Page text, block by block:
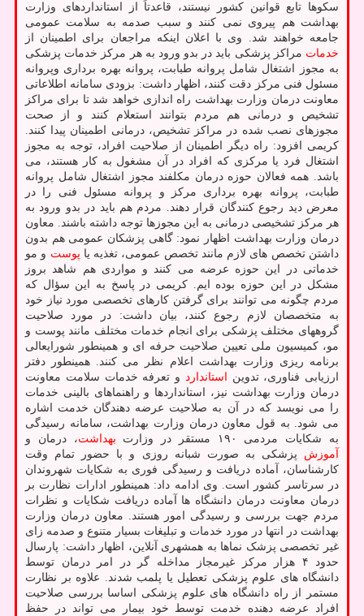
سکوها تابع قوانین کشور نیستند، قاعدتاً از استانداردهای وزارت
بهداشت هم پیروی نمی کنند و سبب صدمه به سلامت عمومی
جامعه خواهند شد. وی با اعلان اینکه مراجعان برای اطمینان از
خدمات مراکز پزشکی باید در بدو ورود به هر مرکز خدمات پزشکی
به مجوز اشتغال شامل پروانه طبابت، پروانه بهره برداری وپروانه
مسئول فنی مرکز دقت کنند، اظهار داشت: بزودی سامانه اطلاعاتی
معاونت درمان وزارت بهداشت راه اندازی خواهد شد تا برای مراکز
تشخیص و درمانی هم مردم بتوانند استعلام کنند و از صحت
مجوزهای نصب شده در مراکز تشخیص، درمانی اطمینان پیدا کنند.
کریمی افزود: راه دیگر اطمینان از صلاحیت افراد، توجه به مجوز
اشتغال فرد یا مرکزی که افراد در آن مشغول به کار هستند، می
باشد. همه فعالان حوزه درمان مکلفند مجوز اشتغال شامل پروانه
طبابت، پروانه بهره برداری مرکز و پروانه مسئول فنی را در
معرض دید رجوع کنندگان قرار دهند. مردم هم باید در بدو ورود به
هر مرکز تشخیصی درمانی به این مجوزها توجه داشته باشند. معاون
درمان وزارت بهداشت اظهار نمود: گاهی پزشکان عمومی هم بدون
داشتن تخصص های لازم مانند تخصص عمومی، تغذیه یا پوست و مو
خدماتی در این حوزه عرضه می کنند و مواردی هم شاهد بروز
مشکل در این حوزه بوده ایم. کریمی در پاسخ به این سؤال که
مردم چگونه می توانند برای گرفتن کارهای تخصصی مورد نیاز خود
به متخصصان لازم رجوع کنند، بیان داشت: در مورد صلاحیت
گروههای مختلف پزشکی برای انجام خدمات مختلف مانند پوست و
مو، کمیسیون ملی تعیین صلاحیت حرفه ای و همینطور شورایعالی
برنامه ریزی وزارت بهداشت اعلام نظر می کنند. همینطور دفتر
ارزیابی فناوری، تدوین
استاندارد و تعرفه خدمات سلامت معاونت
درمان وزارت بهداشت نیز، استانداردها و راهنماهای بالینی خدمات
را می نویسد که در آن به صلاحیت عرضه دهندگان خدمت اشاره
می شود. به قول معاون درمان وزارت بهداشت، سامانه رسیدگی
به شکایات مردمی ۱۹۰ مستقر در وزارت
بهداشت، درمان و
آموزش پزشکی به صورت شبانه روزی و با حضور تمام وقت
کارشناسان، آماده دریافت و رسیدگی فوری به شکایات شهروندان
در سرتاسر کشور است. وی ادامه داد: همینطور ادارات نظارت بر
درمان معاونت درمان دانشگاه ها آماده دریافت شکایات و نظرات
مردم جهت بررسی و رسیدگی امور هستند. معاون درمان وزارت
بهداشت در انتها در مورد خدمات و تبلیغات بسیار متنوع و صدمه زای
غیر تخصصی پزشک نماها به همشهری آنلاین، اظهار داشت: پارسال
حدود ۴ هزار مرکز غیرمجاز مداخله گر در امر درمان توسط
دانشگاه های علوم پزشکی تعطیل یا پلمب شدند. علاوه بر نظارت
مستمر از راه دانشگاه های علوم پزشکی اساسا بررسی صلاحیت
افراد عرضه دهنده خدمت توسط خود بیمار می تواند در حفظ